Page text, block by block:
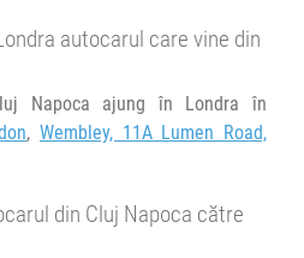
autocarul care vine din
Napoca ajung în Londra în
,Wembley, 11A Lumen Road,
din Cluj Napoca către